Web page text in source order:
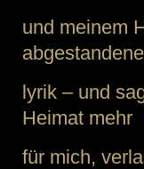
und meinem
lyrik – und
Heimat mehr
für mich,